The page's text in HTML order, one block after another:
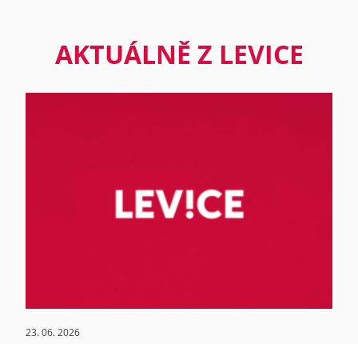
AKTUÁLNĚ Z LEVICE
23. 06. 2026